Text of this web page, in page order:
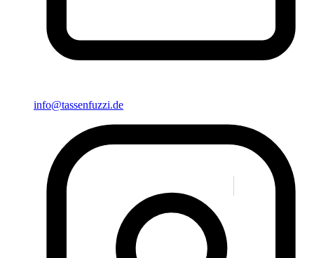
info@tassenfuzzi.de